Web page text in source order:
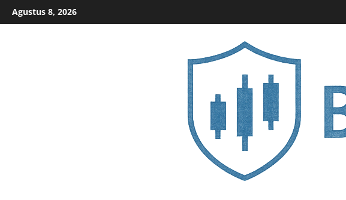
Skip
to
Agustus 8, 2026